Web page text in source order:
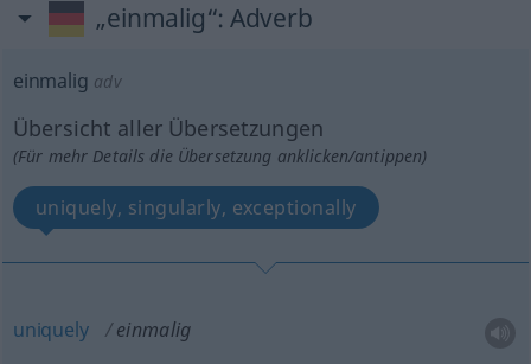
„einmalig“: Adverb
einmalig adv
Übersicht aller Übersetzungen
(Für mehr Details die Übersetzung anklicken/antippen)
uniquely, singularly, exceptionally
uniquely einmalig